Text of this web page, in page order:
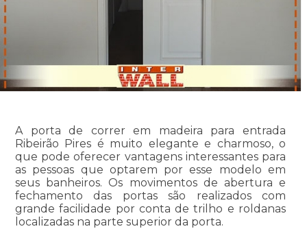
A porta de correr em madeira para entrada
Ribeirão Pires é muito elegante e charmoso, o
que pode oferecer vantagens interessantes para
as pessoas que optarem por esse modelo em
seus banheiros. Os movimentos de abertura e
fechamento das portas são realizados com
grande facilidade por conta de trilho e roldanas
localizadas na parte superior da porta.